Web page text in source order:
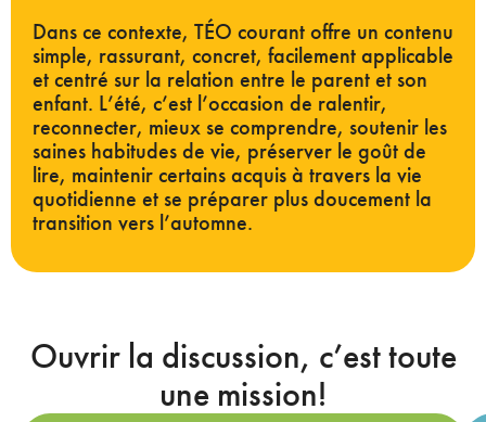
Dans ce contexte, TÉO courant offre un contenu
simple, rassurant, concret, facilement applicable
et centré sur la relation entre le parent et son
enfant. L’été, c’est l’occasion de ralentir,
reconnecter, mieux se comprendre, soutenir les
saines habitudes de vie, préserver le goût de
lire, maintenir certains acquis à travers la vie
quotidienne et se préparer plus doucement la
transition vers l’automne.
Ouvrir la discussion, c’est toute
une mission!